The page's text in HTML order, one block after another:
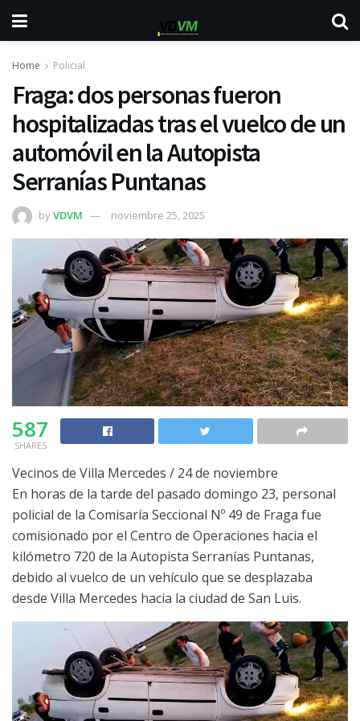
Home Policial
Fraga: dos personas fueron
hospitalizadas tras el vuelco de un
automóvil en la Autopista
Serranías Puntanas
byVDVM noviembre 25, 2025
587
SHARES
Vecinos de Villa Mercedes / 24 de noviembre
En horas de la tarde del pasado domingo 23, personal
policial de la Comisaría Seccional Nº 49 de Fraga fue
comisionado por el Centro de Operaciones hacia el
kilómetro 720 de la Autopista Serranías Puntanas,
debido al vuelco de un vehículo que se desplazaba
desde Villa Mercedes hacia la ciudad de San Luis.